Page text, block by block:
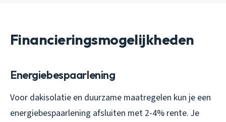
Financieringsmogelijkheden
Energiebespaarlening
Voor dakisolatie en duurzame maatregelen kun je een
energiebespaarlening afsluiten met 2-4% rente. Je